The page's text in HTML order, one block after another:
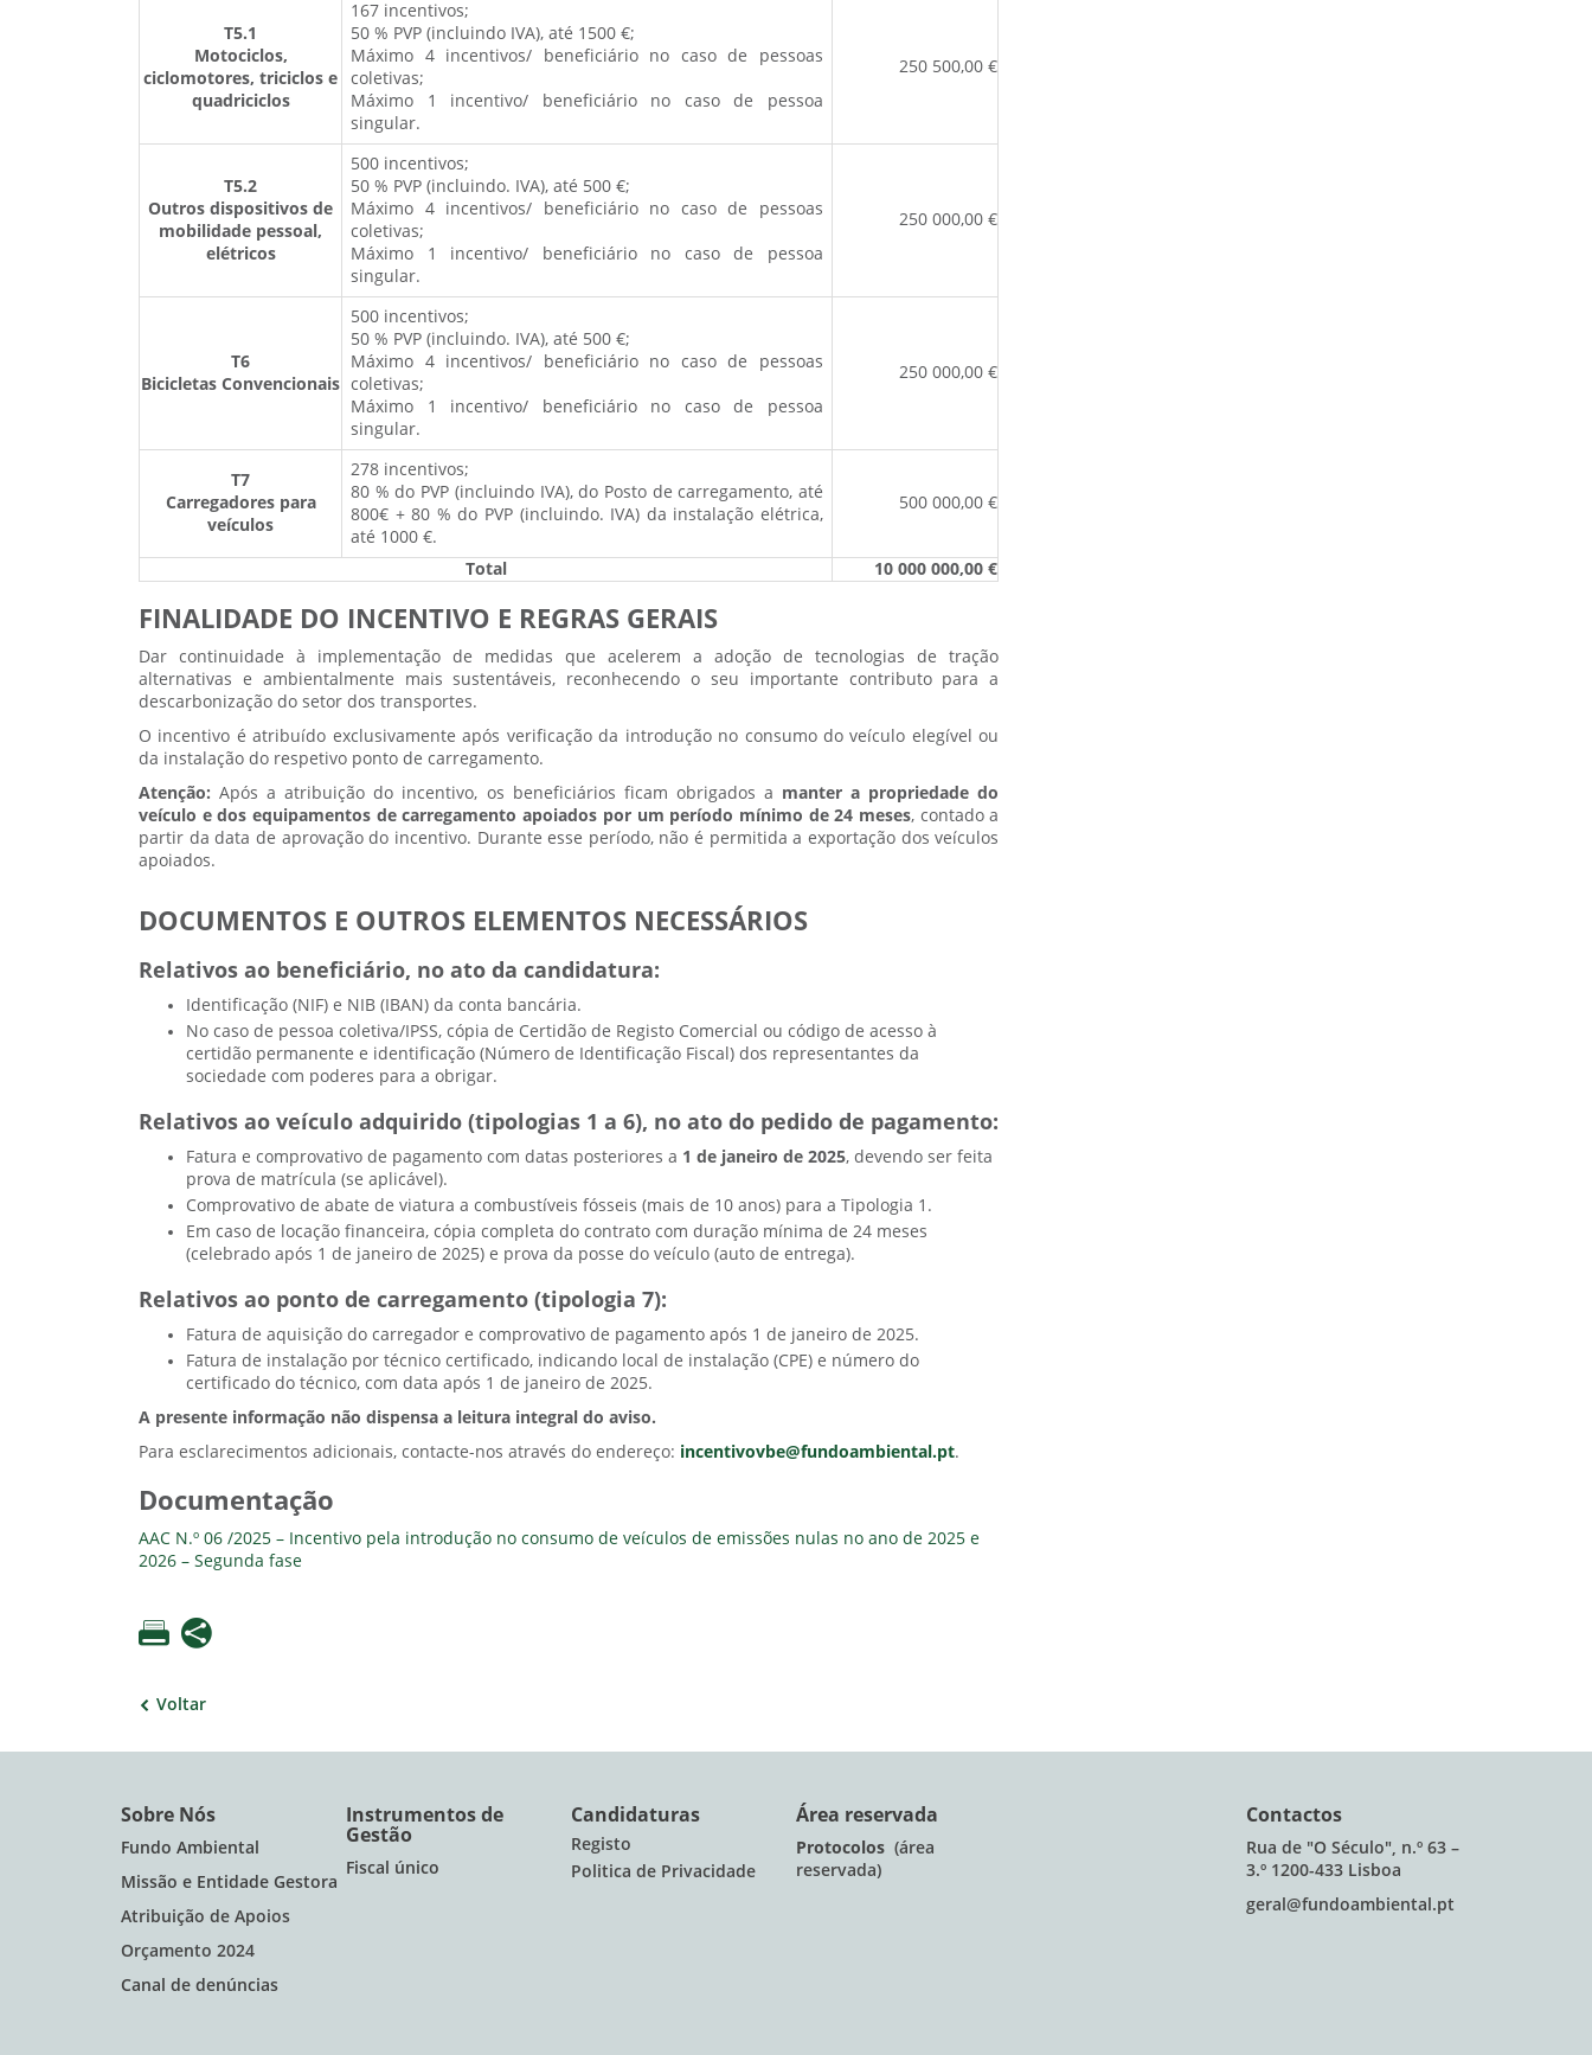
T5.1
Motociclos,
ciclomotores, triciclos e
quadriciclos
167 incentivos;
50 % PVP (incluindo IVA), até 1500 €;
Máximo 4 incentivos/ beneficiário no caso de pessoas
coletivas;
Máximo 1 incentivo/ beneficiário no caso de pessoa
singular.
250 500,00 €
T5.2
Outros dispositivos de
mobilidade pessoal,
elétricos
500 incentivos;
50 % PVP (incluindo. IVA), até 500 €;
Máximo 4 incentivos/ beneficiário no caso de pessoas
coletivas;
Máximo 1 incentivo/ beneficiário no caso de pessoa
singular.
250 000,00 €
T6
Bicicletas Convencionais
500 incentivos;
50 % PVP (incluindo. IVA), até 500 €;
Máximo 4 incentivos/ beneficiário no caso de pessoas
coletivas;
Máximo 1 incentivo/ beneficiário no caso de pessoa
singular.
250 000,00 €
T7
Carregadores para
veículos
278 incentivos;
80 % do PVP (incluindo IVA), do Posto de carregamento, até
800€ + 80 % do PVP (incluindo. IVA) da instalação elétrica,
até 1000 €.
500 000,00 €
Total 10 000 000,00 €
FINALIDADE DO INCENTIVO E REGRAS GERAIS
Dar continuidade à implementação de medidas que acelerem a adoção de tecnologias de tração
alternativas e ambientalmente mais sustentáveis, reconhecendo o seu importante contributo para a
descarbonização do setor dos transportes.
O incentivo é atribuído exclusivamente após verificação da introdução no consumo do veículo elegível ou
da instalação do respetivo ponto de carregamento.
Atenção: Após a atribuição do incentivo, os beneficiários ficam obrigados a manter a propriedade do
veículo e dos equipamentos de carregamento apoiados por um período mínimo de 24 meses, contado a
partir da data de aprovação do incentivo. Durante esse período, não é permitida a exportação dos veículos
apoiados.
DOCUMENTOS E OUTROS ELEMENTOS NECESSÁRIOS
Relativos ao beneficiário, no ato da candidatura:
Identificação (NIF) e NIB (IBAN) da conta bancária.
No caso de pessoa coletiva/IPSS, cópia de Certidão de Registo Comercial ou código de acesso à
certidão permanente e identificação (Número de Identificação Fiscal) dos representantes da
sociedade com poderes para a obrigar.
Relativos ao veículo adquirido (tipologias 1 a 6), no ato do pedido de pagamento:
Fatura e comprovativo de pagamento com datas posteriores a 1 de janeiro de 2025, devendo ser feita
prova de matrícula (se aplicável).
Comprovativo de abate de viatura a combustíveis fósseis (mais de 10 anos) para a Tipologia 1.
Em caso de locação financeira, cópia completa do contrato com duração mínima de 24 meses
(celebrado após 1 de janeiro de 2025) e prova da posse do veículo (auto de entrega).
Relativos ao ponto de carregamento (tipologia 7):
Fatura de aquisição do carregador e comprovativo de pagamento após 1 de janeiro de 2025.
Fatura de instalação por técnico certificado, indicando local de instalação (CPE) e número do
certificado do técnico, com data após 1 de janeiro de 2025.
A presente informação não dispensa a leitura integral do aviso.
Para esclarecimentos adicionais, contacte-nos através do endereço: incentivovbe@fundoambiental.pt.
Documentação
AAC N.º 06 /2025 – Incentivo pela introdução no consumo de veículos de emissões nulas no ano de 2025 e
2026 – Segunda fase
Voltar
Sobre Nós
Fundo Ambiental
Missão e Entidade Gestora
Atribuição de Apoios
Orçamento 2024
Canal de denúncias
Instrumentos de
Gestão
Fiscal único
Candidaturas
Registo
Politica de Privacidade
Área reservada
Protocolos (área
reservada)
Contactos
Rua de "O Século", n.º 63 –
3.º 1200-433 Lisboa
geral@fundoambiental.pt